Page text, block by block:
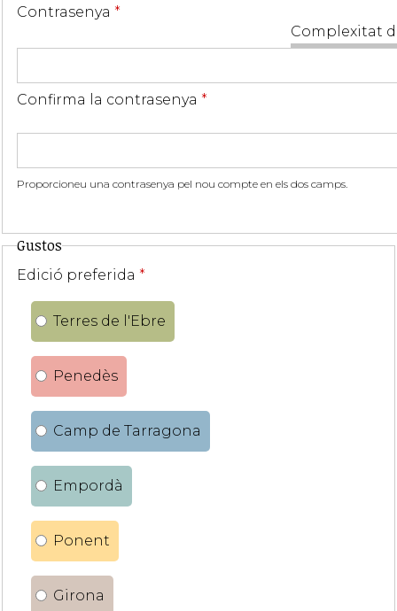
Complexitat
Contrasenya *
Confirma la contrasenya *
Proporcioneu una contrasenya pel nou compte en els dos camps.
Gustos
Edició preferida *
Terres de l'Ebre
Penedès
Camp de Tarragona
Empordà
Ponent
Girona